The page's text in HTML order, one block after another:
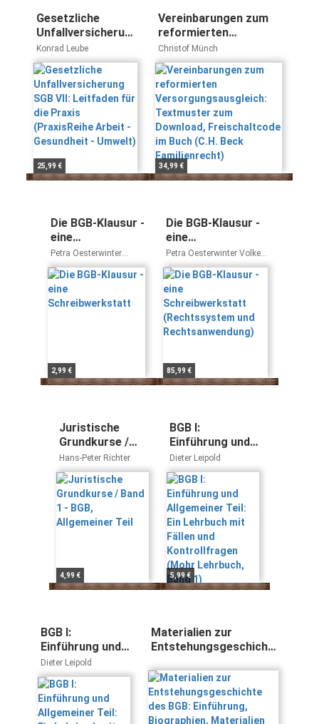
Gesetzliche
Unfallversicherung
SGB VII: Leitfaden
für die Praxis
(PraxisReihe
Arbeit -
Gesundheit -
Umwelt)
Konrad Leube
25,99 €
Vereinbarungen zum
reformierten
Versorgungsausgleich:
Textmuster zum
Download,
Freischaltcode im
Buch (C.H. Beck
Familienrecht)
Christof Münch
34,99 €
Die BGB-Klausur -
eine
Schreibwerkstatt
Petra Oesterwinter
Volker Mayer
2,99 €
Die BGB-Klausur -
eine
Schreibwerkstatt
(Rechtssystem
und
Rechtsanwendung)
Petra Oesterwinter Volker
Mayer
85,99 €
Juristische
Grundkurse /
Band 1 - BGB,
Allgemeiner Teil
Hans-Peter Richter
4,99 €
BGB I:
Einführung und
Allgemeiner Teil:
Ein Lehrbuch mit
Fällen und
Kontrollfragen
(Mohr Lehrbuch,
Band 1)
Dieter Leipold
5,99 €
BGB I:
Einführung und
Allgemeiner Teil:
Ein Lehrbuch mit
Fällen und
Kontrollfragen
(Mohr Siebeck
Dieter Leipold
Materialien zur
Entstehungsgeschichte
Biographien,
Materialien (Die
Beratung des
Bürgerlichen